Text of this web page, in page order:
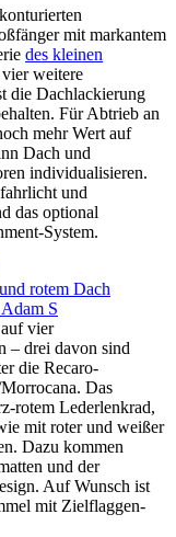
mit markantem
des kleinen
weitere
die Dachlackierung
Für Abtrieb an
mehr Wert auf
Dach und
individualisieren.
und
das optional
System.
vier
– drei davon sind
die Recaro-
Das
rotem Lederlenkrad,
mit roter und weißer
Dazu kommen
und der
Auf Wunsch ist
mit Zielflaggen-